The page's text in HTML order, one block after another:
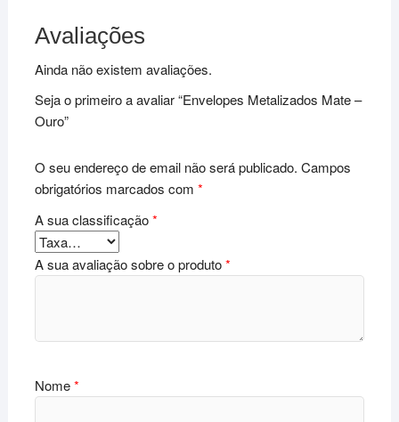
Avaliações
Ainda não existem avaliações.
Seja o primeiro a avaliar “Envelopes Metalizados Mate –
Ouro”
O seu endereço de email não será publicado. Campos
obrigatórios marcados com *
A sua classificação*
A sua avaliação sobre o produto*
Nome*